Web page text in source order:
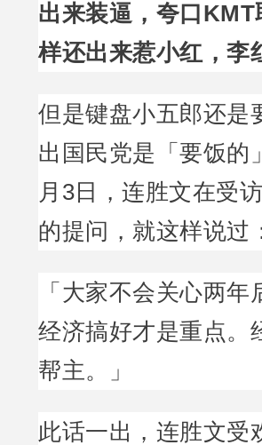
出来装逼，夸口
样还出来惹小红，李
但是键盘小五郎还是
出国民党是「要饭的
月3日，连胜文在受
的提问，就这样说过
「大家不会关心两
经济搞好才是重点。
帮主。」
此话一出，连胜文受